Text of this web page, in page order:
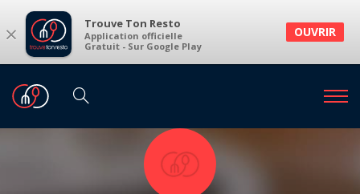
× Trouve Ton Resto
Application officielle
Gratuit - Sur Google Play
OUVRIR